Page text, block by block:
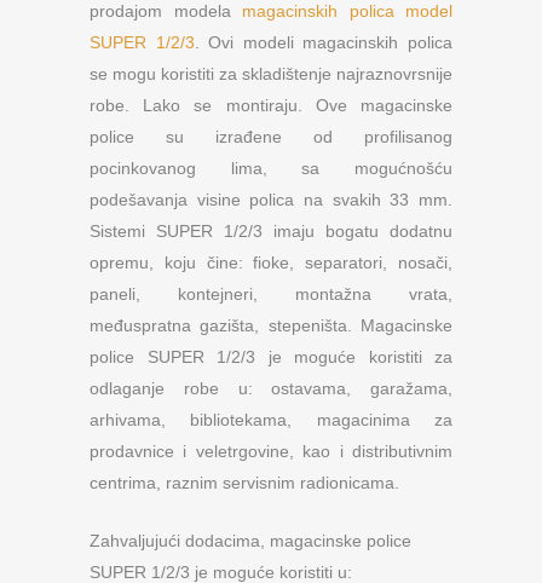
prodajom modela magacinskih polica model
SUPER 1/2/3 . Ovi modeli magacinskih polica
se mogu koristiti za skladištenje najraznovrsnije
robe. Lako se montiraju. Ove magacinske
police su izrađene od profilisanog
pocinkovanog lima, sa mogućnošću
podešavanja visine polica na svakih 33 mm.
Sistemi SUPER 1/2/3 imaju bogatu dodatnu
opremu, koju čine: fioke, separatori, nosači,
paneli, kontejneri, montažna vrata,
međuspratna gazišta, stepeništa. Magacinske
police SUPER 1/2/3 je moguće koristiti za
odlaganje robe u: ostavama, garažama,
arhivama, bibliotekama, magacinima za
prodavnice i veletrgovine, kao i distributivnim
centrima, raznim servisnim radionicama.
Zahvaljujući dodacima, magacinske police
SUPER 1/2/3 je moguće koristiti u: